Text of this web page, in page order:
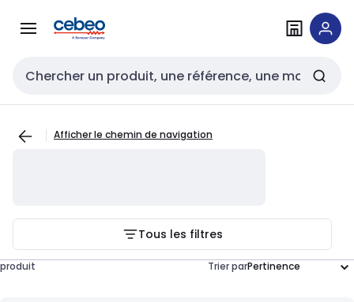
navigationau
Entrée de recherche
Afficher le chemin de navigation
Tous les filtres
produit Trier par